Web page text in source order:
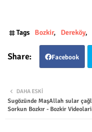
Tags Bozkir Dereköy
Facebook
DAHA ESKI
Sugözünde MaşAllah sular
Sorkun Bozkır - Bozkir Videolari